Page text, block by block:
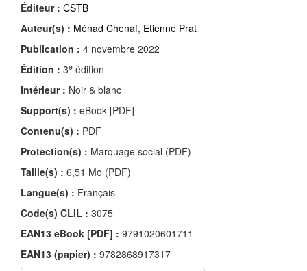
Éditeur : CSTB
Auteur(s) : Ménad Chenaf, Etienne Prat
Publication : 4 novembre 2022
Édition : 3e édition
Intérieur : Noir & blanc
Support(s) : eBook [PDF]
Contenu(s) : PDF
Protection(s) : Marquage social (PDF)
Taille(s) : 6,51 Mo (PDF)
Langue(s) : Français
Code(s) CLIL : 3075
EAN13 eBook [PDF] : 9791020601711
EAN13 (papier) : 9782868917317